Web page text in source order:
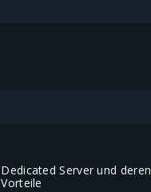
Dedicated Server und deren
Vorteile